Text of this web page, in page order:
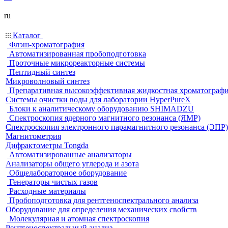
ru
Каталог
Флэш-хроматография
Автоматизированная пробоподготовка
Проточные микрореакторные системы
Пептидный синтез
Микроволновый синтез
Препаративная высокоэффективная жидкостная
Системы очистки воды для лаборатории HyperPureX
Блоки к аналитическому оборудованию SHIMADZU
Спектроскопия ядерного магнитного резонанса (ЯМР)
Спектроскопия электронного парамагнитного резонанса (ЭПР)
Магнитометрия
Дифрактометры Tongda
Автоматизированные анализаторы
Анализаторы общего углерода и азота
Общелабораторное оборудование
Генераторы чистых газов
Расходные материалы
Пробоподготовка для рентгеноспектрального анализа
Оборудование для определения механических свойств
Молекулярная и атомная спектроскопия